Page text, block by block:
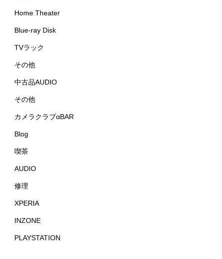
Home Theater
Blue-ray Disk
TVラック
その他
中古品AUDIO
その他
カメラクラブαBAR
Blog
喫茶
AUDIO
修理
XPERIA
INZONE
PLAYSTATION